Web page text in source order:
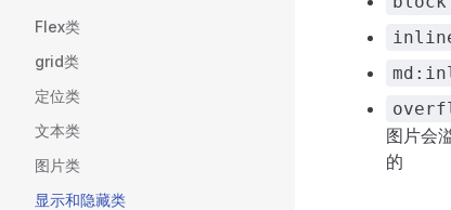
Flex类
grid类
定位类
文本类
图片类
显示和隐藏类
图片会
的